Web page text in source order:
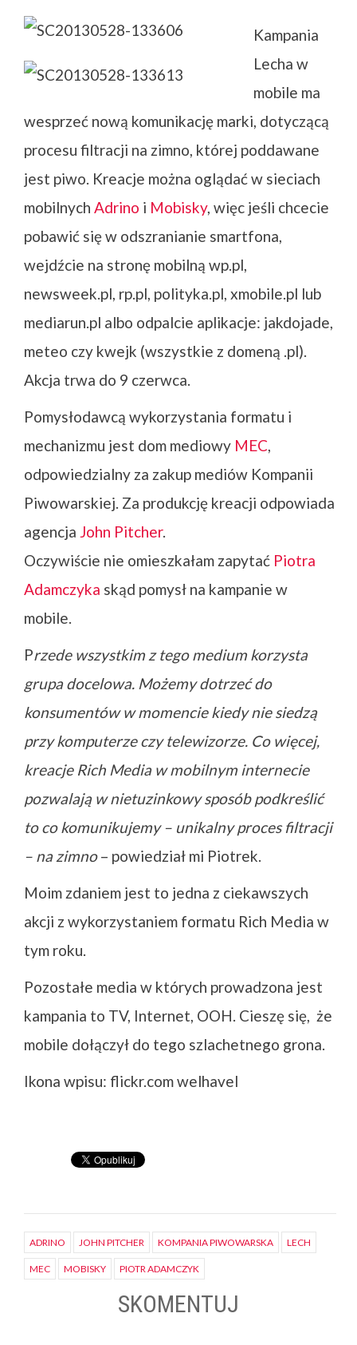
Kampania
Lecha w
mobile ma
wesprzeć nową komunikację marki, dotyczącą
procesu filtracji na zimno, której poddawane
jest piwo. Kreacje można oglądać w sieciach
mobilnych Adrino i Mobisky, więc jeśli chcecie
pobawić się w odszranianie smartfona,
wejdźcie na stronę mobilną wp.pl,
newsweek.pl, rp.pl, polityka.pl, xmobile.pl lub
mediarun.pl albo odpalcie aplikacje: jakdojade,
meteo czy kwejk (wszystkie z domeną .pl).
Akcja trwa do 9 czerwca.
Pomysłodawcą wykorzystania formatu i
mechanizmu jest dom mediowy MEC,
odpowiedzialny za zakup mediów Kompanii
Piwowarskiej. Za produkcję kreacji odpowiada
agencja John Pitcher.
Oczywiście nie omieszkałam zapytać Piotra
Adamczyka skąd pomysł na kampanie w
mobile.
Przede wszystkim z tego medium korzysta
grupa docelowa. Możemy dotrzeć do
konsumentów w momencie kiedy nie siedzą
przy komputerze czy telewizorze. Co więcej,
kreacje Rich Media w mobilnym internecie
pozwalają w nietuzinkowy sposób podkreślić
to co komunikujemy – unikalny proces filtracji
– na zimno– powiedział mi Piotrek.
Moim zdaniem jest to jedna z ciekawszych
akcji z wykorzystaniem formatu Rich Media w
tym roku.
Pozostałe media w których prowadzona jest
kampania to TV, Internet, OOH. Cieszę się, że
mobile dołączył do tego szlachetnego grona.
Ikona wpisu: flickr.com welhavel
ADRINO JOHN PITCHER KOMPANIA PIWOWARSKA LECH
MEC MOBISKY PIOTR ADAMCZYK
SKOMENTUJ